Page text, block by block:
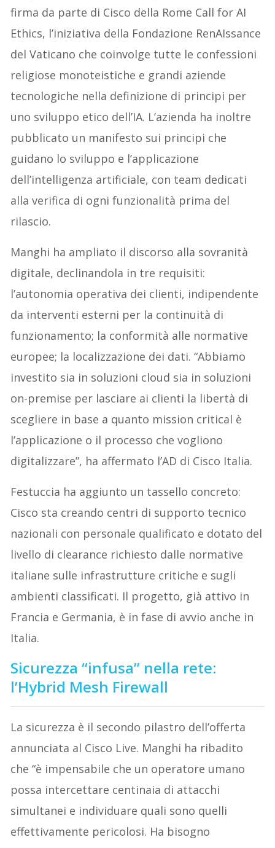
firma da parte di Cisco della Rome Call for AI
Ethics, l’iniziativa della Fondazione RenAIssance
del Vaticano che coinvolge tutte le confessioni
religiose monoteistiche e grandi aziende
tecnologiche nella definizione di principi per
uno sviluppo etico dell’IA. L’azienda ha inoltre
pubblicato un manifesto sui principi che
guidano lo sviluppo e l’applicazione
dell’intelligenza artificiale, con team dedicati
alla verifica di ogni funzionalità prima del
rilascio.
Manghi ha ampliato il discorso alla sovranità
digitale, declinandola in tre requisiti:
l’autonomia operativa dei clienti, indipendente
da interventi esterni per la continuità di
funzionamento; la conformità alle normative
europee; la localizzazione dei dati. “Abbiamo
investito sia in soluzioni cloud sia in soluzioni
on-premise per lasciare ai clienti la libertà di
scegliere in base a quanto mission critical è
l’applicazione o il processo che vogliono
digitalizzare”, ha affermato l’AD di Cisco Italia.
Festuccia ha aggiunto un tassello concreto:
Cisco sta creando centri di supporto tecnico
nazionali con personale qualificato e dotato del
livello di clearance richiesto dalle normative
italiane sulle infrastrutture critiche e sugli
ambienti classificati. Il progetto, già attivo in
Francia e Germania, è in fase di avvio anche in
Italia.
Sicurezza “infusa” nella rete:
l’Hybrid Mesh Firewall
La sicurezza è il secondo pilastro dell’offerta
annunciata al Cisco Live. Manghi ha ribadito
che “è impensabile che un operatore umano
possa intercettare centinaia di attacchi
simultanei e individuare quali sono quelli
effettivamente pericolosi. Ha bisogno